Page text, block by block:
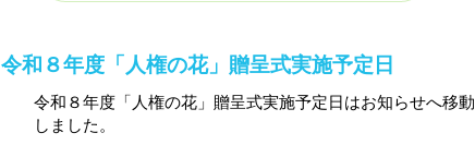
令和８年度「人権の花」贈呈式実施予定日
令和８年度「人権の花」贈呈式実施予定日はお知らせへ移動
しました。